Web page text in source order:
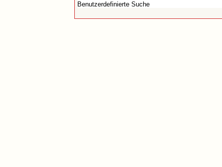
Benutzerdefinierte Suche